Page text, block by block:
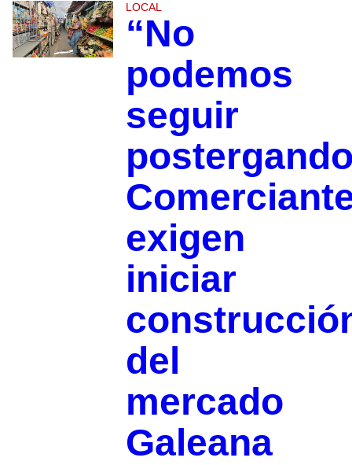
LOCAL
“No
podemos
seguir
exigen
iniciar
del
mercado
Galeana